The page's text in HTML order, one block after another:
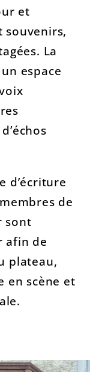
et
souvenirs,
La
espace
d’écriture
de
sont
afin de
plateau,
en scène et